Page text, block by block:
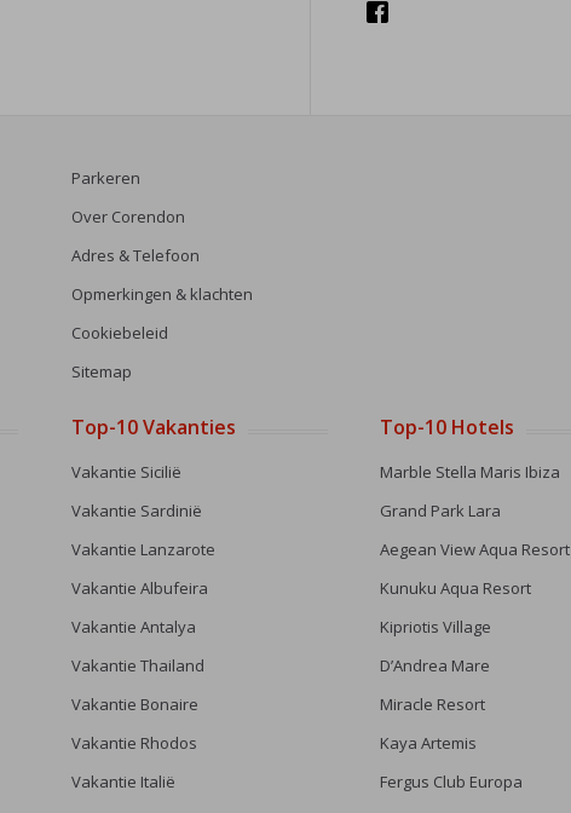
Parkeren
Over Corendon
Adres & Telefoon
Opmerkingen & klachten
Cookiebeleid
Sitemap
Top-10 Vakanties
Vakantie Sicilië
Vakantie Sardinië
Vakantie Lanzarote
Vakantie Albufeira
Vakantie Antalya
Vakantie Thailand
Vakantie Bonaire
Vakantie Rhodos
Vakantie Italië
Top-10 Hotels
Marble Stella Maris Ibiza
Grand Park Lara
Aegean View Aqua Resort
Kunuku Aqua Resort
Kipriotis Village
D’Andrea Mare
Miracle Resort
Kaya Artemis
Fergus Club Europa